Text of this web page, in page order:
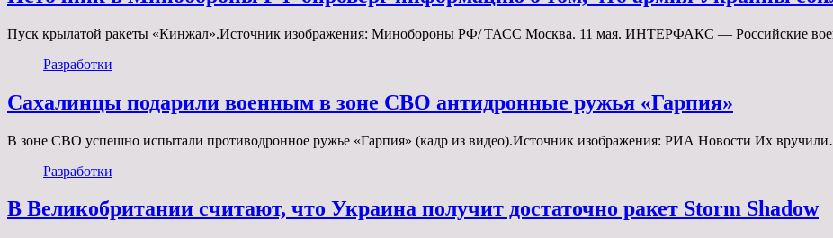
Пуск крылатой ракеты «Кинжал».Источник изображения: Минобороны РФ/ ТАСС Москва. 11 мая. ИНТЕРФАКС — Российские
Разработки
Сахалинцы подарили военным в зоне СВО антидронные ружья «Гарпия»
В зоне СВО успешно испытали противодронное ружье «Гарпия» (кадр из видео).Источник изображения: РИА Новости Их
Разработки
В Великобритании считают, что Украина получит достаточно ракет Storm Shadow